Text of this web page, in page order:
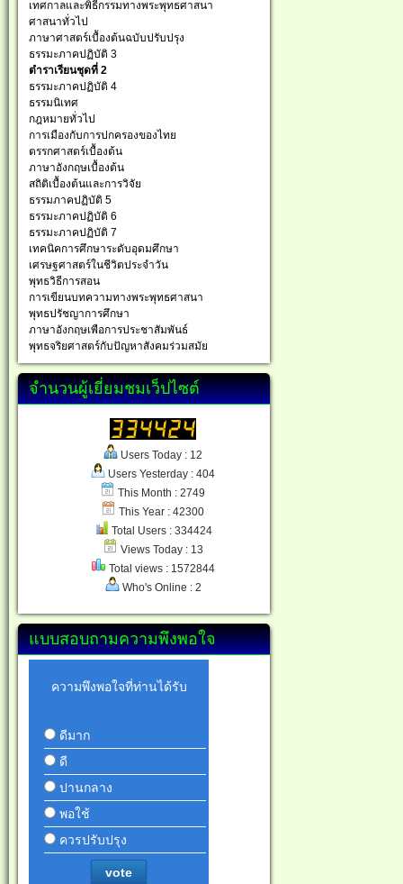
เทศกาลและพิธีกรรมทางพระพุทธศาสนา
ศาสนาทั่วไป
ภาษาศาสตร์เบื้องต้นฉบับปรับปรุง
ธรรมะภาคปฏิบัติ 3
ตำราเรียนชุดที่ 2
ธรรมะภาคปฏิบัติ 4
ธรรมนิเทศ
กฎหมายทั่วไป
การเมืองกับการปกครองของไทย
ตรรกศาสตร์เบื้องต้น
ภาษาอังกฤษเบื้องต้น
สถิติเบื้องต้นและการวิจัย
ธรรมภาคปฏิบัติ 5
ธรรมะภาคปฏิบัติ 6
ธรรมะภาคปฏิบัติ 7
เทคนิคการศึกษาระดับอุดมศึกษา
เศรษฐศาสตร์ในชีวิตประจำวัน
พุทธวิธีการสอน
การเขียนบทความทางพระพุทธศาสนา
พุทธปรัชญาการศึกษา
ภาษาอังกฤษเพือการประชาสัมพันธ์
พุทธจริยศาสตร์กับปัญหาสังคมร่วมสมัย
จำนวนผู้เยี่ยมชมเว็ปไซต์
Users Today : 12
Users Yesterday : 404
This Month : 2749
This Year : 42300
Total Users : 334424
Views Today : 13
Total views : 1572844
Who's Online : 2
แบบสอบถามความพึงพอใจ
ความพึงพอใจที่ท่านได้รับ
ดีมาก
ดี
ปานกลาง
พอใช้
ควรปรับปรุง
vote